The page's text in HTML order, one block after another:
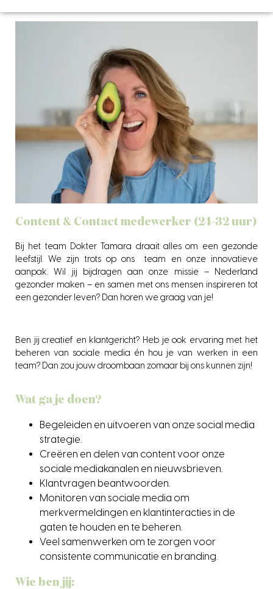
Content & Contact medewerker (24-32 uur)
Bij het team Dokter Tamara draait alles om een gezonde
leefstijl. We zijn trots op ons team en onze innovatieve
aanpak. Wil jij bijdragen aan onze missie – Nederland
gezonder maken – en samen met ons mensen inspireren tot
een gezonder leven? Dan horen we graag van je!
Ben jij creatief en klantgericht? Heb je ook ervaring met het
beheren van sociale media én hou je van werken in een
team? Dan zou jouw droombaan zomaar bij ons kunnen zijn!
Wat ga je doen?
Begeleiden en uitvoeren van onze social media
strategie.
Creëren en delen van content voor onze
sociale mediakanalen en nieuwsbrieven.
Klantvragen beantwoorden.
Monitoren van sociale media om
merkvermeldingen en klantinteracties in de
gaten te houden en te beheren.
Veel samenwerken om te zorgen voor
consistente communicatie en branding.
Wie ben jij: